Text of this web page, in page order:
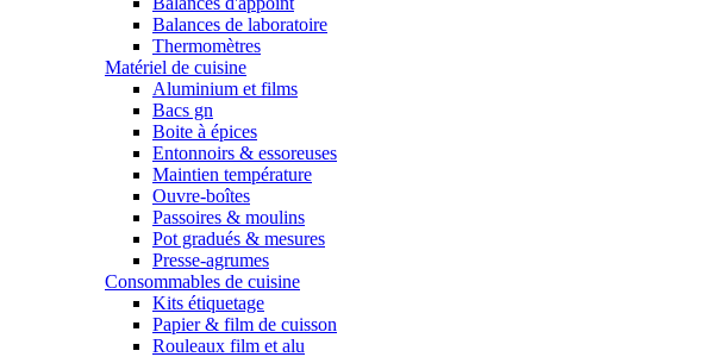
Balances de laboratoire
Thermomètres
Matériel de cuisine
Aluminium et films
Bacs gn
Boite à épices
Entonnoirs & essoreuses
Maintien température
Ouvre-boîtes
Passoires & moulins
Pot gradués & mesures
Presse-agrumes
Consommables de cuisine
Kits étiquetage
Papier & film de cuisson
Rouleaux film et alu